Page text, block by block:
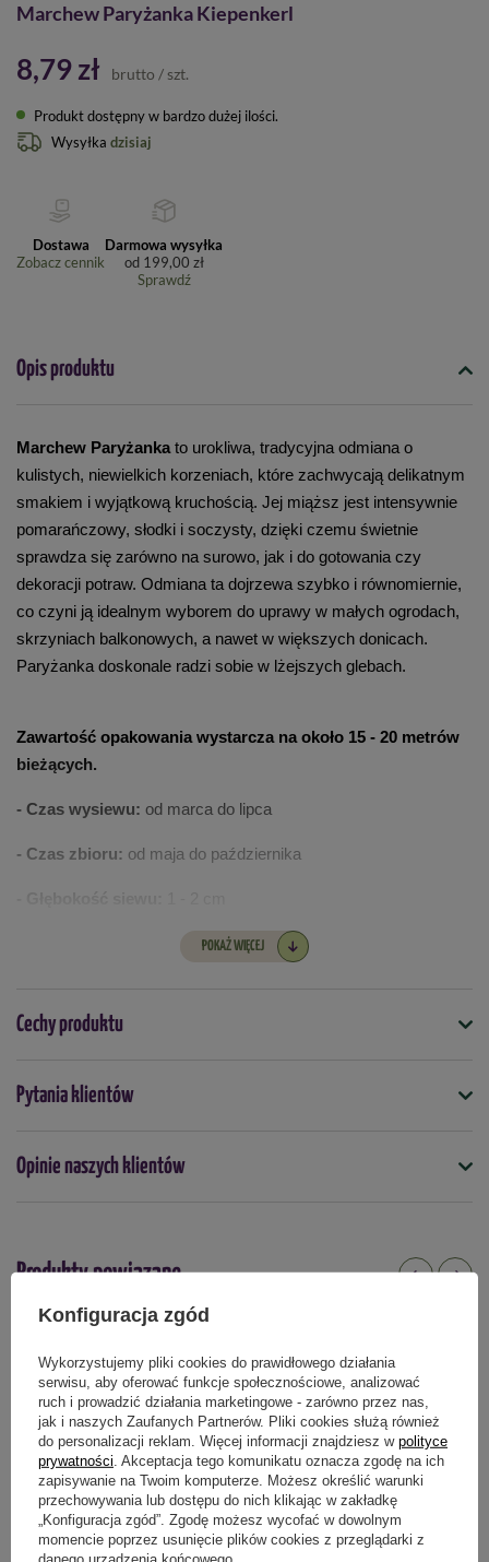
Marchew Paryżanka Kiepenkerl
8,79 zł brutto / szt.
Produkt dostępny w bardzo dużej ilości
Wysyłka dzisiaj
Dostawa
Zobacz cennik
Darmowa wysyłka
od 199,00 zł
Sprawdź
Opis produktu
Marchew Paryżanka to urokliwa, tradycyjna odmiana o
kulistych, niewielkich korzeniach, które zachwycają delikatnym
smakiem i wyjątkową kruchością. Jej miąższ jest intensywnie
pomarańczowy, słodki i soczysty, dzięki czemu świetnie
sprawdza się zarówno na surowo, jak i do gotowania czy
dekoracji potraw. Odmiana ta dojrzewa szybko i równomiernie,
co czyni ją idealnym wyborem do uprawy w małych ogrodach,
skrzyniach balkonowych, a nawet w większych donicach.
Paryżanka doskonale radzi sobie w lżejszych glebach.
Zawartość opakowania wystarcza na około 15 - 20 metrów
bieżących.
- Czas wysiewu: od marca do lipca
- Czas zbioru: od maja do października
14 - 21 dni w temperaturze 12 - 20°C
POKAŻ WIĘCEJ
Cechy produktu
Symbol
4099682102504
nie
Podmiot odpowiedzialny za ten produkt na terenie UE
Pytania klientów
Opinie naszych klientów
Produkty powiązane
Konfiguracja zgód
Wykorzystujemy pliki cookies do prawidłowego działania
serwisu, aby oferować funkcje społecznościowe, analizować
ruch i prowadzić działania marketingowe - zarówno przez nas,
jak i naszych Zaufanych Partnerów. Pliki cookies służą również
do personalizacji reklam. Więcej informacji znajdziesz w polityce
prywatności . Akceptacja tego komunikatu oznacza zgodę na ich
zapisywanie na Twoim komputerze. Możesz określić warunki
przechowywania lub dostępu do nich klikając w zakładkę
„Konfiguracja zgód”. Zgodę możesz wycofać w dowolnym
momencie poprzez usunięcie plików cookies z przeglądarki z